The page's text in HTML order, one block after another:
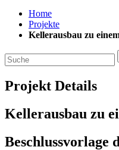
Home
Projekte
Kellerausbau zu
Projekt Details
Kellerausbau zu
Beschlussvorlage